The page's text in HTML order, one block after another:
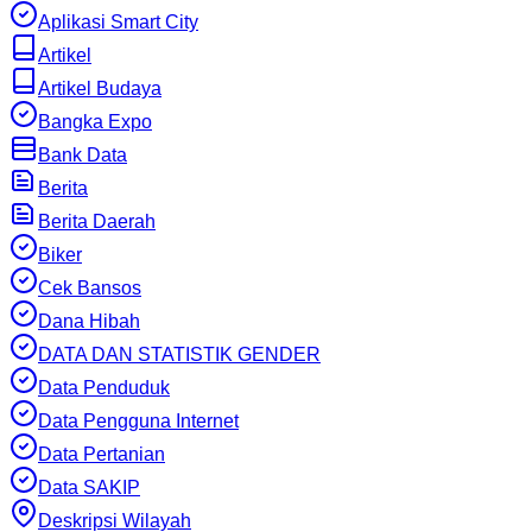
Aplikasi Smart City
Artikel
Artikel Budaya
Bangka Expo
Bank Data
Berita
Berita Daerah
Biker
Cek Bansos
Dana Hibah
DATA DAN STATISTIK GENDER
Data Penduduk
Data Pengguna Internet
Data Pertanian
Data SAKIP
Deskripsi Wilayah